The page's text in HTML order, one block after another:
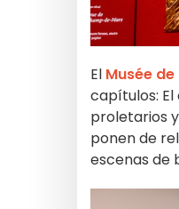
El Musée
capítulos:
proletarios
ponen de
escenas de